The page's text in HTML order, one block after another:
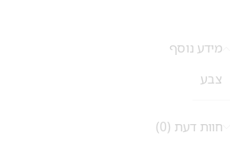
מידע נוסף
צבע
חוות דעת (0)